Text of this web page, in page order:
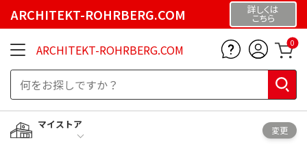
ARCHITEKT-ROHRBERG.COM 詳しくは
こちら
ARCHITEKT-ROHRBERG.COM 0
マイストア
変更